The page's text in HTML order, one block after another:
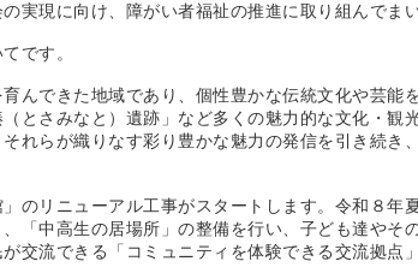
実現に向け、障がい者福祉の推進に取り組んでまい
です。
んできた地域であり、個性豊かな伝統文化や芸能
とさみなと）遺跡」など多くの魅力的な文化・観
れらが織りなす彩り豊かな魅力の発信を引き続き
のリニューアル工事がスタートします。令和８年
「中高生の居場所」の整備を行い、子ども達やそ
交流できる「コミュニティを体験できる交流拠点